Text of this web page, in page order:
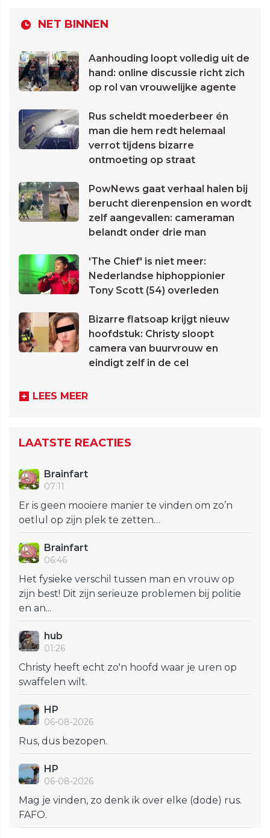
NET BINNEN
Aanhouding loopt volledig uit de
hand: online discussie richt zich
op rol van vrouwelijke agente
Rus scheldt moederbeer én
man die hem redt helemaal
verrot tijdens bizarre
ontmoeting op straat
PowNews gaat verhaal halen bij
berucht dierenpension en wordt
zelf aangevallen: cameraman
belandt onder drie man
'The Chief' is niet meer:
Nederlandse hiphoppionier
Tony Scott (54) overleden
Bizarre flatsoap krijgt nieuw
hoofdstuk: Christy sloopt
camera van buurvrouw en
eindigt zelf in de cel
LEES MEER
LAATSTE REACTIES
Brainfart
07:11
Er is geen mooiere manier te vinden om zo’n
oetlul op zijn plek te zetten…
Brainfart
06:46
Het fysieke verschil tussen man en vrouw op
zijn best! Dit zijn serieuze problemen bij politie
en an...
hub
01:26
Christy heeft echt zo'n hoofd waar je uren op
swaffelen wilt.
HP
06-08-2026
Rus, dus bezopen.
HP
06-08-2026
Mag je vinden, zo denk ik over elke (dode) rus.
FAFO.